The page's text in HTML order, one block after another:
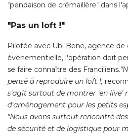
"pendaison de crémaillère" dans
"Pas un loft !"
Pilotée avec Ubi Bene, agence
événementielle, l'opération doit
se faire connaître des Franciliens.
pensé à reproduire un loft !,
s'agit surtout de montrer 'en live'
d'aménagement pour les petits
"Nous avons surtout rencontré
de sécurité et de logistique pour